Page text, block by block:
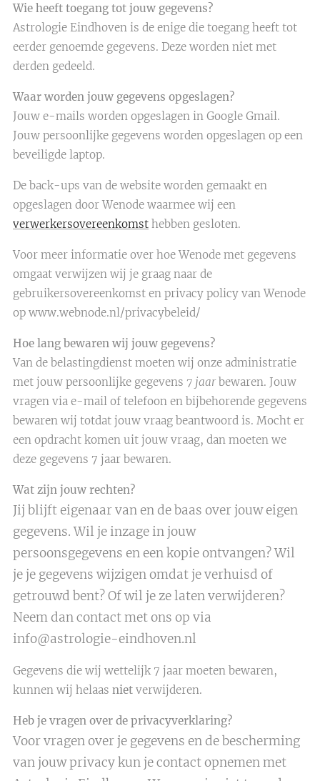
Wie heeft toegang tot jouw gegevens?
Astrologie Eindhoven is de enige die toegang heeft tot
eerder genoemde gegevens. Deze worden niet met
derden gedeeld.
Waar worden jouw gegevens opgeslagen?
Jouw e-mails worden opgeslagen in Google Gmail.
Jouw persoonlijke gegevens worden opgeslagen op een
beveiligde laptop.
De back-ups van de website worden gemaakt en
opgeslagen door Wenode waarmee wij een
verwerkersovereenkomst hebben gesloten.
Voor meer informatie over hoe Wenode met gegevens
omgaat verwijzen wij je graag naar de
gebruikersovereenkomst en privacy policy van Wenode
op www.webnode.nl/privacybeleid/
Hoe lang bewaren wij jouw gegevens?
Van de belastingdienst moeten wij onze administratie
met jouw persoonlijke gegevens 7 jaar bewaren. Jouw
vragen via e-mail of telefoon en bijbehorende gegevens
bewaren wij totdat jouw vraag beantwoord is. Mocht er
een opdracht komen uit jouw vraag, dan moeten we
deze gegevens 7 jaar bewaren.
Wat zijn jouw rechten?
Jij blijft eigenaar van en de baas over jouw eigen
gegevens. Wil je inzage in jouw
persoonsgegevens en een kopie ontvangen? Wil
je je gegevens wijzigen omdat je verhuisd of
getrouwd bent? Of wil je ze laten verwijderen?
Neem dan contact met ons op via
info@astrologie-eindhoven.nl
Gegevens die wij wettelijk 7 jaar moeten bewaren,
kunnen wij helaas niet verwijderen.
Heb je vragen over de privacyverklaring?
Voor vragen over je gegevens en de bescherming
van jouw privacy kun je contact opnemen met